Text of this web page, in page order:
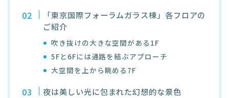
「東京国際フォーラムガラス棟」各フロアの
ご紹介
吹き抜けの大きな空間がある1F
5Fと6Fには通路を結ぶアプローチ
大空間を上から眺める7F
夜は美しい光に包まれた幻想的な景色